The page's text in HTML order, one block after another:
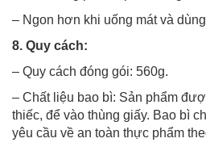
– Ngon hơn khi uống mát và
8. Quy cách:
– Quy cách đóng gói: 560g.
– Chất liệu bao bì: Sản phẩm
thiếc, để vào thùng giấy. Bao bì
yêu cầu về an toàn thực phẩm